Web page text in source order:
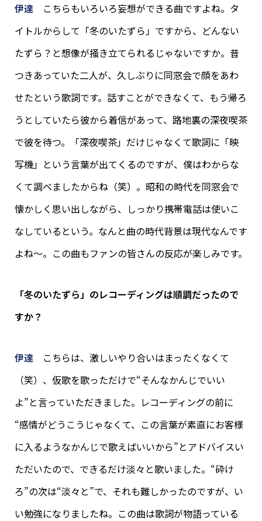
伊達こちらもいろいろ妄想ができる曲ですよね。タ
イトルからして「冬のいたずら」ですから、どんない
たずら？と想像が掻き立てられるじゃないですか。昔
つきあっていた二人が、久しぶりに同窓会で顔をあわ
せたという歌詞です。話すことができなくて、もう帰ろ
うとしていたら彼から着信があって、路地裏の深夜喫茶
で彼を待つ。「深夜喫茶」だけじゃなくて歌詞に「映
写機」という言葉が出てくるのですが、僕はわからな
くて調べましたからね（笑）。昭和の時代を同窓会で
懐かしく思い出しながら、しっかり携帯電話は使いこ
なしているという。なんと曲の時代背景は現代なんです
よね〜。この曲もファンの皆さんの反応が楽しみです。
「冬のいたずら」のレコーディングは順調だったので
すか？
伊達こちらは、激しいやり合いはまったくなくて
（笑）、仮歌を歌っただけで“そんなかんじでいい
よ”と言っていただきました。レコーディングの前に
“感情がどうこうじゃなくて、この言葉が素直にお客様
に入るようなかんじで歌えばいいから”とアドバイスい
ただいたので、できるだけ淡々と歌いました。“砕け
ろ”の次は“淡々と”で、それも難しかったのですが、い
い勉強になりましたね。この曲は歌詞が物語っている